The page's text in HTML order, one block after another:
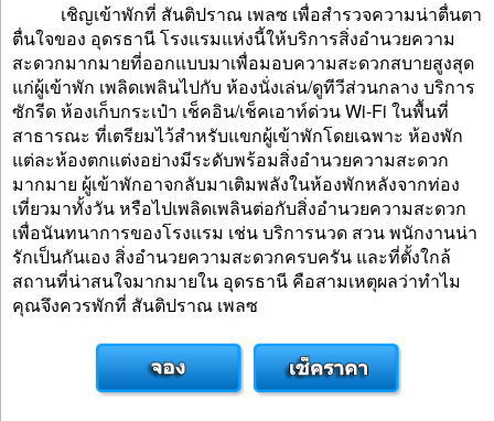
เชิญเข้าพักที่ สันติปราณ เพลซ เพื่อสำรวจความน่าตื่นตา
ตื่นใจของ อุดรธานี โรงแรมแห่งนี้ให้บริการสิ่งอำนวยความ
สะดวกมากมายที่ออกแบบมาเพื่อมอบความสะดวกสบายสูงสุด
แก่ผู้เข้าพัก เพลิดเพลินไปกับ ห้องนั่งเล่น/ดูทีวีส่วนกลาง บริการ
ซักรีด ห้องเก็บกระเป๋า เช็คอิน/เช็คเอาท์ด่วน Wi-Fi ในพื้นที่
สาธารณะ ที่เตรียมไว้สำหรับแขกผู้เข้าพักโดยเฉพาะ ห้องพัก
แต่ละห้องตกแต่งอย่างมีระดับพร้อมสิ่งอำนวยความสะดวก
มากมาย ผู้เข้าพักอาจกลับมาเติมพลังในห้องพักหลังจากท่อง
เที่ยวมาทั้งวัน หรือไปเพลิดเพลินต่อกับสิ่งอำนวยความสะดวก
เพื่อนันทนาการของโรงแรม เช่น บริการนวด สวน พนักงานน่า
รักเป็นกันเอง สิ่งอำนวยความสะดวกครบครัน และที่ตั้งใกล้
สถานที่น่าสนใจมากมายใน อุดรธานี คือสามเหตุผลว่าทำไม
คุณจึงควรพักที่ สันติปราณ เพลซ